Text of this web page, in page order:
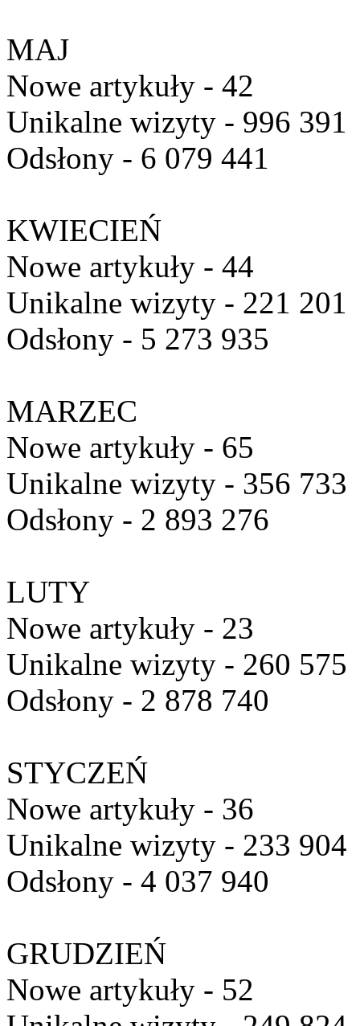
MAJ
Nowe artykuły - 42
Unikalne wizyty - 996 391
Odsłony - 6 079 441
KWIECIEŃ
Nowe artykuły - 44
Unikalne wizyty - 221 201
Odsłony - 5 273 935
MARZEC
Nowe artykuły - 65
Unikalne wizyty - 356 733
Odsłony - 2 893 276
LUTY
Nowe artykuły - 23
Unikalne wizyty - 260 575
Odsłony - 2 878 740
STYCZEŃ
Nowe artykuły - 36
Unikalne wizyty - 233 904
Odsłony - 4 037 940
GRUDZIEŃ
Nowe artykuły - 52